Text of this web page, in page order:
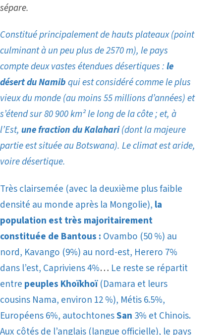
sépare.
Constitué principalement de hauts plateaux (point
culminant à un peu plus de 2570 m), le pays
compte deux vastes étendues désertiques :le
désert du Namibqui est considéré comme le plus
vieux du monde (au moins 55 millions d’années) et
s’étend sur 80 900 km² le long de la côte ; et, à
l’Est, une fraction du Kalahari(dont la majeure
partie est située au Botswana). Le climat est aride,
voire désertique.
Très clairsemée (avec la deuxième plus faible
densité au monde après la Mongolie), la
population est très majoritairement
constituée de Bantous : Ovambo (50 %) au
nord, Kavango (9%) au nord-est, Herero 7%
dans l’est, Capriviens 4%… Le reste se répartit
entre peuples Khoïkhoï(Damara et leurs
cousins Nama, environ 12 %), Métis 6.5%,
Européens 6%, autochtonesSan 3% et Chinois.
Aux côtés de l’anglais (langue officielle), le pays